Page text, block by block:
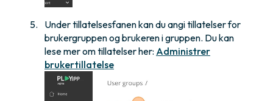
Under tillatelsesfanen kan du angi tillatelser for
brukergruppen og brukeren i gruppen. Du kan
lese mer om tillatelser her: Administrer
brukertillatelse